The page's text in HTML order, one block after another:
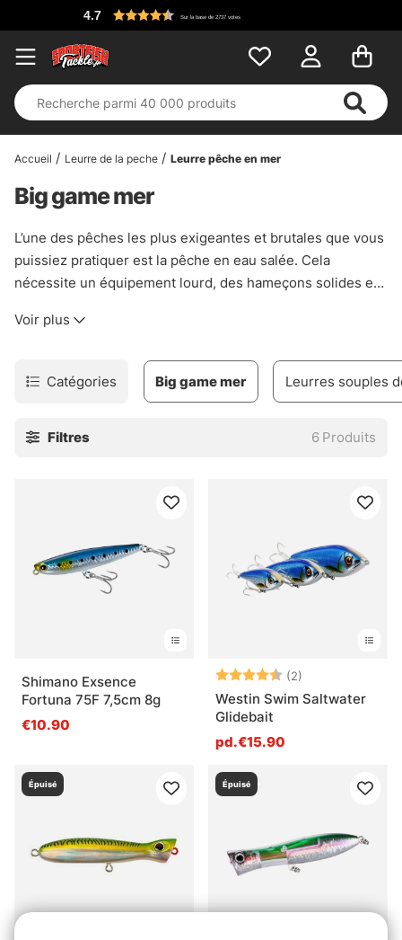
4.7 Sur la base de 2737 votes
Accueil Leurre de la peche Leurre pêche en mer
Big game mer
L’une des pêches les plus exigeantes et brutales que vous
puissiez pratiquer est la pêche en eau salée. Cela
nécessite un équipement lourd, des hameçons solides et
maintenir un bon stock et recherchons constamment des
chaudes. Chez Sportfishtackle, nous nous efforçons
également d’avoir un bon mélange de poppers, stickbaits,
Voir plus
Catégories Leurres souples
Big game mer
Filtres 6 Produits
Shimano Exsence
Fortuna 75F 7,5cm 8g
€10.90
Note: (2)
Westin Swim Saltwater
Glidebait
pd.€15.90
Épuisé Épuisé